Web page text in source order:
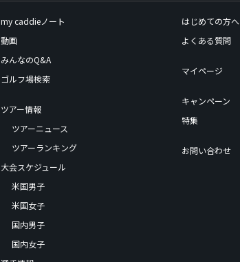
my caddieノート
動画
みんなのQ&A
ゴルフ場検索
ツアー情報
ツアーニュース
ツアーランキング
大会スケジュール
米国男子
米国女子
国内男子
国内女子
はじめての方へ
よくある質問
マイページ
キャンペーン
特集
お問い合わせ